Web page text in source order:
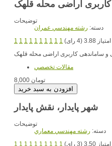
اراضی محله قلهک
توضیحات
دسته: رشته مهندسي عمران
1 1 1 1 1 1 1 1 1 1
امتیاز 3.88 (4 رای)
مقالات تخصصي
8,000 تومان
شهر پایدار، نقش پایدار
توضیحات
دسته: رشته مهندسي معماري
1 1 1 1 1 1 1 1 1 1
امتیاز 3.50 (3 رای)